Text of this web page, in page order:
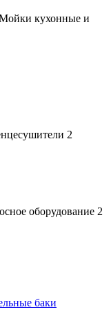
кухонные и
баки